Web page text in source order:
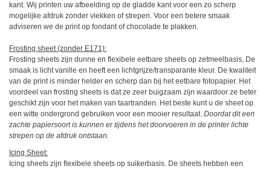
kant. Wij printen uw afbeelding op de gladde kant voor een zo scherp
mogelijke afdruk zonder vlekken of strepen. Voor een betere smaak
adviseren we de print op fondant of chocolade te plakken.
Frosting sheet (zonder E171):
Frosting sheets zijn dunne en flexibele eetbare sheets op zetmeelbasis, De
smaak is licht vanille en heeft een lichtgrijze/transparante kleur. De kwaliteit
van de print is minder helder en scherp dan bij het eetbare fotopapier. Het
voordeel van frosting sheets is dat ze zeer buigzaam zijn waardoor ze beter
geschikt zijn voor het maken van taartranden. Het beste kunt u de sheet op
een witte ondergrond gebruiken voor een mooier resultaat. Doordat dit een
zachte papiersoort is kunnen er tijdens het doorvoeren in de printer lichte
strepen op de afdruk ontstaan.
Icing Sheet:
Icing sheets zijn flexibele sheets op suikerbasis. De sheets hebben een